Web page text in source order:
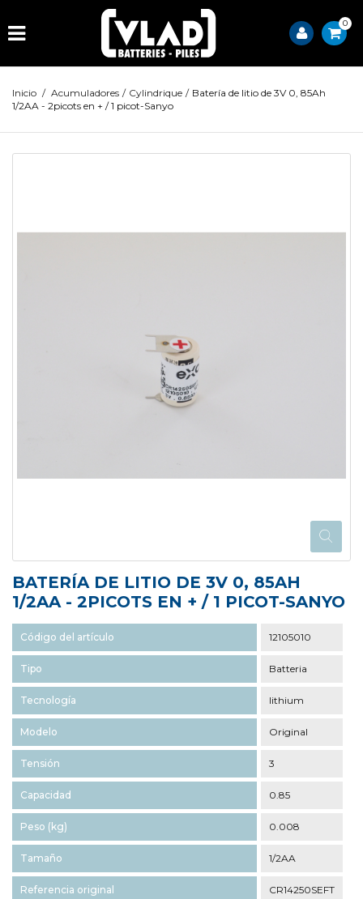
0
Inicio / Acumuladores / Cylindrique / Batería de litio de 3V 0, 85Ah
1/2AA - 2picots en + / 1 picot-Sanyo
BATERÍA DE LITIO DE 3V 0, 85AH
1/2AA - 2PICOTS EN + / 1 PICOT-SANYO
Código del artículo 12105010
Tipo Batteria
Tecnología lithium
Modelo Original
Tensión 3
Capacidad 0.85
Peso (kg) 0.008
Tamaño 1/2AA
Referencia original CR14250SEFT